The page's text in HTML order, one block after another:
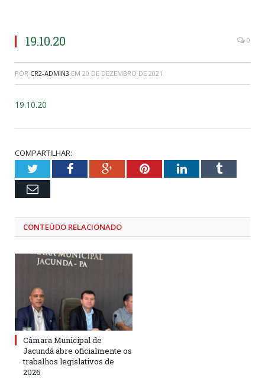
19.10.20 0
POR CR2-ADMIN3 EM 20 DE DEZEMBRO DE 2021
19.10.20
COMPARTILHAR:
TwitterFacebookGoogle+PinterestLinkedInTumblr
Email
CONTEÚDO RELACIONADO
Câmara Municipal de
Jacundá abre oficialmente os
trabalhos legislativos de
2026